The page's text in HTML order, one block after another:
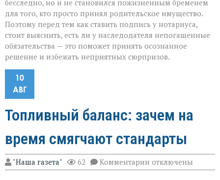
бесследно, но и не становился пожизненным бременем
для того, кто просто принял родительское имущество.
Поэтому перед тем как ставить подпись у нотариуса,
стоит выяснить, есть ли у наследодателя непогашенные
обязательства — это поможет принять осознанное
решение и избежать неприятных сюрпризов.
10
АВГ
Топливный баланс: зачем на
время смягчают стандарты
"Наша газета" 62 Комментарии к
записи
отключены